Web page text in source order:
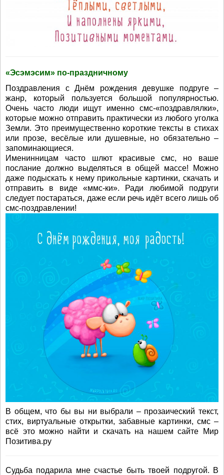
«Эсэмэсим» по-праздничному
Поздравления с Днём рождения девушке подруге –
жанр, который пользуется большой популярностью.
Очень часто люди ищут именно смс-«поздравлялки»,
которые можно отправить практически из любого уголка
Земли. Это преимущественно короткие тексты в стихах
или прозе, весёлые или душевные, но обязательно –
запоминающиеся.
Именинницам часто шлют красивые смс, но ваше
послание должно выделяться в общей массе! Можно
даже подыскать к нему прикольные картинки, скачать и
отправить в виде «ммс-ки». Ради любимой подруги
следует постараться, даже если речь идёт всего лишь об
смс-поздравлении!
В общем, что бы вы ни выбрали – прозаический текст,
стих, виртуальные открытки, забавные картинки, смс –
всё это можно найти и скачать на нашем сайте Мир
Позитива.ру
Судьба подарила мне счастье быть твоей подругой. В